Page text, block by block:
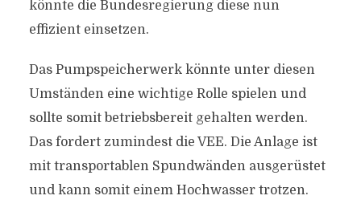
könnte die Bundesregierung diese nun
effizient einsetzen.
Das Pumpspeicherwerk könnte unter diesen
Umständen eine wichtige Rolle spielen und
sollte somit betriebsbereit gehalten werden.
Das fordert zumindest die VEE. Die Anlage ist
mit transportablen Spundwänden ausgerüstet
und kann somit einem Hochwasser trotzen.